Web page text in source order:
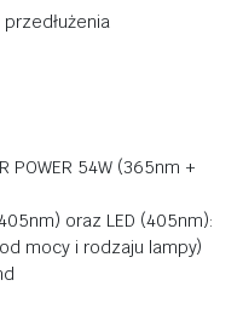
POWER 54W (365nm +
oraz LED (405nm):
mocy i rodzaju lampy)